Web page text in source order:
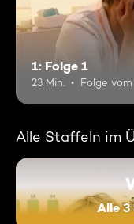
1: Folge 1
23 Min. Folge
Alle Staffeln im
Alle